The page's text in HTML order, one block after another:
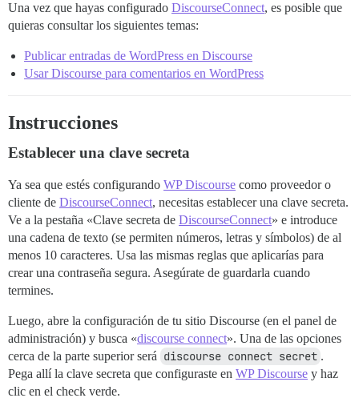
Una vez que hayas configurado DiscourseConnect, es posible que
quieras consultar los siguientes temas:
Publicar entradas de WordPress en Discourse
Usar Discourse para comentarios en WordPress
Instrucciones
Establecer una clave secreta
Ya sea que estés configurando WP Discourse como proveedor o
cliente de DiscourseConnect, necesitas establecer una clave secreta.
Ve a la pestaña «Clave secreta de DiscourseConnect» e introduce
una cadena de texto (se permiten números, letras y símbolos) de al
menos 10 caracteres. Usa las mismas reglas que aplicarías para
crear una contraseña segura. Asegúrate de guardarla cuando
termines.
Luego, abre la configuración de tu sitio Discourse (en el panel de
administración) y busca «discourse connect». Una de las opciones
cerca de la parte superior será discourse connect secret .
Pega allí la clave secreta que configuraste en WP Discourse y haz
clic en el check verde.